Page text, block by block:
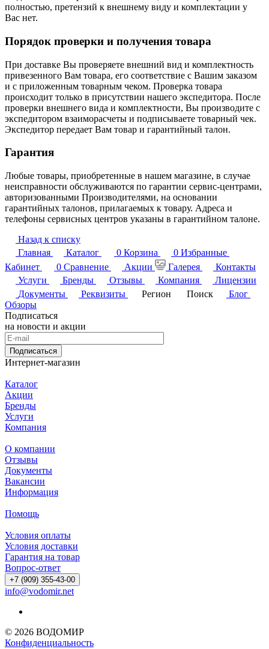
полностью, претензий к внешнему виду и комплектации у
Вас нет.
Порядок проверки и получения товара
При доставке Вы проверяете внешний вид и комплектность
привезенного Вам товара, его соответствие с Вашим заказом
и с приложенным товарным чеком. Проверка товара
происходит только в присутствии нашего экспедитора. После
проверки внешнего вида и комплектности, Вы производите с
экспедитором взаиморасчеты и подписываете товарный чек.
Экспедитор передает Вам товар и гарантийный талон.
Гарантия
Любые товары, приобретенные в нашем магазине, в случае
неисправности обслуживаются по гарантии сервис-центрами,
авторизованными Производителями, на основании
гарантийных талонов, прилагаемых к товару. Адреса и
телефоны сервисных центров указаны в гарантийном талоне.
Назад к списку
Главная
Каталог 0 Корзина 0 Избранные
Кабинет
0 Сравнение Акции Галерея
Контакты
Услуги
Бренды Отзывы Компания
Лицензии
Документы
Реквизиты Регион Поиск
Блог
Обзоры
Подписаться
на новости и акции
Подписаться
Интернет-магазин
Каталог
Акции
Бренды
Услуги
Компания
О компании
Отзывы
Документы
Вакансии
Информация
Помощь
Условия оплаты
Условия доставки
Гарантия на товар
Вопрос-ответ
+7 (909) 355-43-00
info@vodomir.net
© 2026 ВОДОМИР
Конфиденциальность